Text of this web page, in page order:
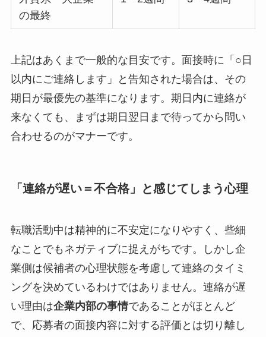
の最終
上記はあくまで一般的な目安です。面接時に「○日
以内にご連絡します」と告知された場合は、その
期日が最優先の基準になります。期日内に連絡が
来なくても、まずは期日翌日まで待ってから問い
合わせるのがマナーです。
「連絡が遅い＝不合格」と感じてしまう心理
転職活動中は精神的に不安定になりやすく、些細
なことでもネガティブに捉えがちです。しかし企
業側は候補者の心理状態を考慮して連絡のタイミ
ングを決めているわけではありません。連絡が遅
い理由は企業内部の事情であることがほとんど
で、応募者の面接内容に対する評価とは切り離し